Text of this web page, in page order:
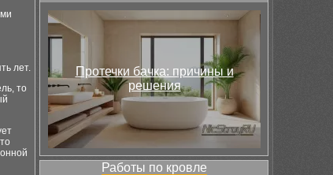
лет.
то
Протечки бачка: причины и
решения
Работы по кровле